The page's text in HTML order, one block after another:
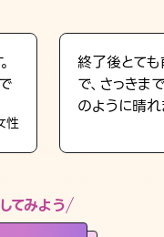
性
終了後とて
で、さっき
のように晴れ
てみよう